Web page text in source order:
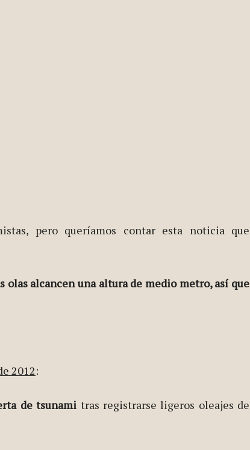
pero queríamos contar esta noticia que
olas alcancen una altura de medio metro, así que
2012:
de tsunami tras registrarse ligeros oleajes de